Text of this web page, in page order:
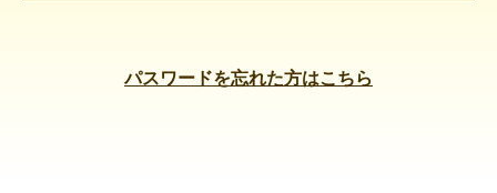
パスワードを忘れた方はこちら